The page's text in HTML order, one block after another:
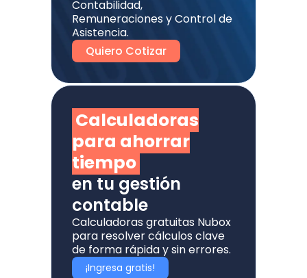
Calculadoras
para ahorrar
tiempo
en tu gestión
contable
Calculadoras gratuitas Nubox
para resolver cálculos clave
de forma rápida y sin errores.
¡Ingresa gratis!
Contabilidad,
Remuneraciones y Control de
Asistencia.
Quiero Cotizar